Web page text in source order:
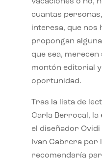
cuantas
interesa, que nos
propongan
que sea, merecen
montón editorial
oportunidad.
Tras la lista de
Carla Berrocal, la
el diseñador
Ivan Cabrera por
recomendaría